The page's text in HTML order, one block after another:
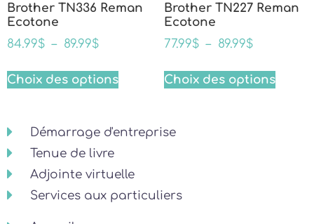
Brother TN336 Reman
Ecotone
84.99$ – 89.99$
Choix des options
Brother TN227 Reman
Ecotone
77.99$ – 89.99$
Choix des options
Démarrage d'entreprise
Tenue de livre
Adjointe virtuelle
Services aux particuliers